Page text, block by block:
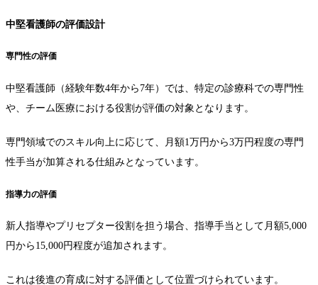
中堅看護師の評価設計
専門性の評価
中堅看護師（経験年数4年から7年）では、特定の診療科での専門性
や、チーム医療における役割が評価の対象となります。
専門領域でのスキル向上に応じて、月額1万円から3万円程度の専門
性手当が加算される仕組みとなっています。
指導力の評価
新人指導やプリセプター役割を担う場合、指導手当として月額5,000
円から15,000円程度が追加されます。
これは後進の育成に対する評価として位置づけられています。